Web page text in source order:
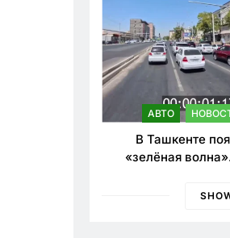
АВТО
В Ташкенте
«зелёная